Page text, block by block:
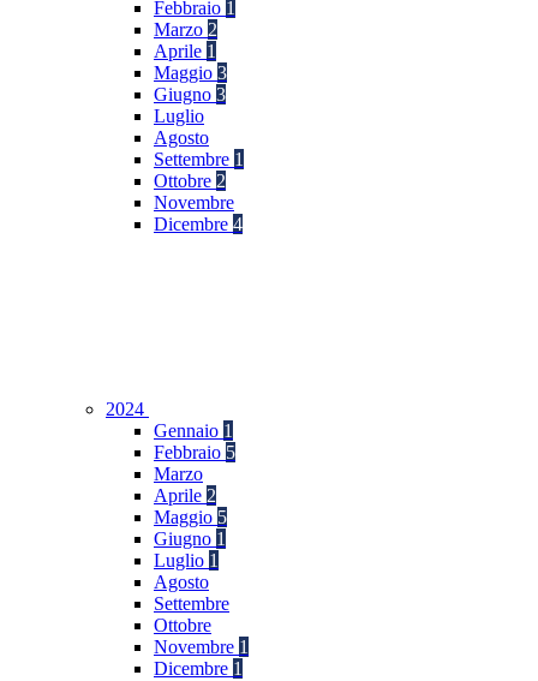
Febbraio 1
Marzo 2
Aprile 1
Maggio 3
Giugno 3
Luglio
Agosto
Settembre 1
Ottobre 2
Novembre
Dicembre 4
2024
Gennaio 1
Febbraio 5
Marzo
Aprile 2
Maggio 5
Giugno 1
Luglio 1
Agosto
Settembre
Ottobre
Novembre 1
Dicembre 1